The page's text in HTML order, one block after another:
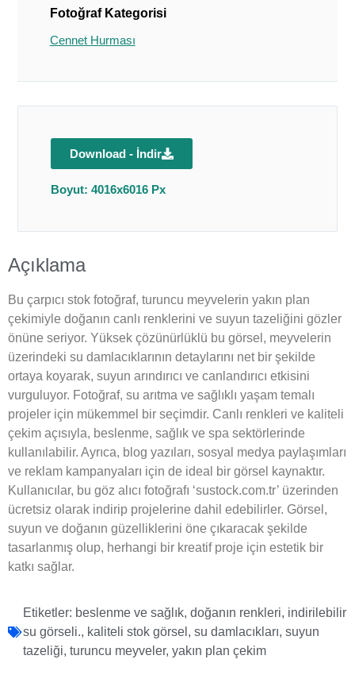
Fotoğraf Kategorisi
Cennet Hurması
Download - İndir
Boyut: 4016x6016 Px
Açıklama
Bu çarpıcı stok fotoğraf, turuncu meyvelerin yakın plan
çekimiyle doğanın canlı renklerini ve suyun tazeliğini gözler
önüne seriyor. Yüksek çözünürlüklü bu görsel, meyvelerin
üzerindeki su damlacıklarının detaylarını net bir şekilde
ortaya koyarak, suyun arındırıcı ve canlandırıcı etkisini
vurguluyor. Fotoğraf, su arıtma ve sağlıklı yaşam temalı
projeler için mükemmel bir seçimdir. Canlı renkleri ve kaliteli
çekim açısıyla, beslenme, sağlık ve spa sektörlerinde
kullanılabilir. Ayrıca, blog yazıları, sosyal medya paylaşımları
ve reklam kampanyaları için de ideal bir görsel kaynaktır.
Kullanıcılar, bu göz alıcı fotoğrafı ‘sustock.com.tr’ üzerinden
ücretsiz olarak indirip projelerine dahil edebilirler. Görsel,
suyun ve doğanın güzelliklerini öne çıkaracak şekilde
tasarlanmış olup, herhangi bir kreatif proje için estetik bir
katkı sağlar.
Etiketler: beslenme ve sağlık, doğanın renkleri, indirilebilir
su görseli., kaliteli stok görsel , su damlacıkları, suyun
tazeliği, turuncu meyveler, yakın plan çekim